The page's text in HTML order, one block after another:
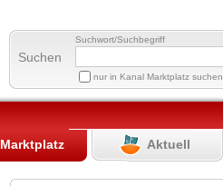
Suchen
Suchwort/Suchbegriff
nur in Kanal Marktplatz suchen
Marktplatz Aktuell